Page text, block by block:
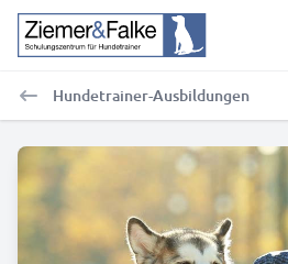
Hundetrainer-Ausbildungen